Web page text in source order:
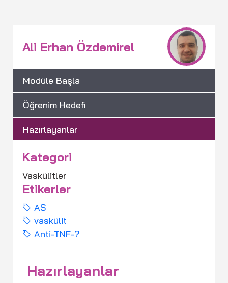
Ali Erhan Özdemirel
Modüle Başla
Öğrenim Hedefi
Hazırlayanlar
Kategori
Vaskülitler
Etikerler
AS
vaskülit
Anti-TNF-?
Hazırlayanlar